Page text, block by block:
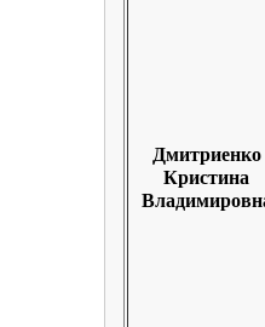
Дмитриенко
Кристина